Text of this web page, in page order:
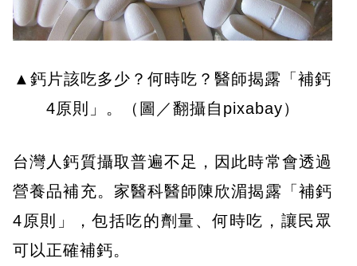
▲鈣片該吃多少？何時吃？醫師揭露「補鈣
4原則」。（圖／翻攝自pixabay）
台灣人鈣質攝取普遍不足，因此時常會透過
營養品補充。家醫科醫師陳欣湄揭露「補鈣
4原則」，包括吃的劑量、何時吃，讓民眾
可以正確補鈣。